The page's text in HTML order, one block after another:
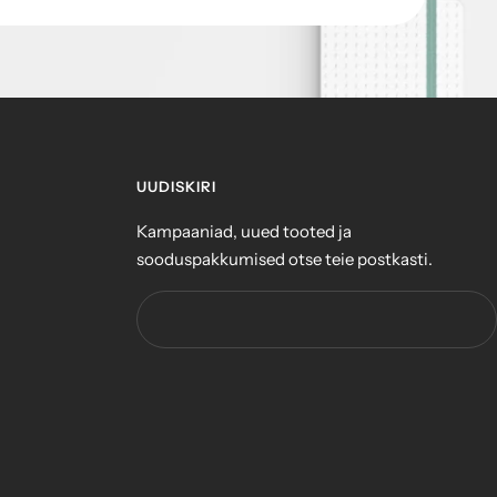
UUDISKIRI
Kampaaniad, uued tooted ja
sooduspakkumised otse teie postkasti.